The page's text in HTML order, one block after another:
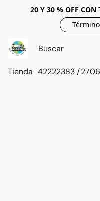
20 Y 30 % OFF CON
Tienda 42222383 /